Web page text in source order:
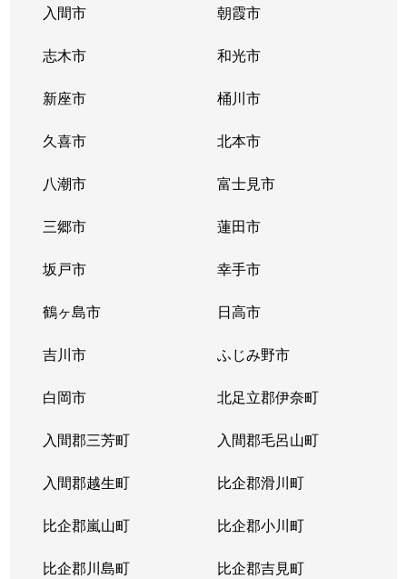
入間市 朝霞市
志木市 和光市
新座市 桶川市
久喜市 北本市
八潮市 富士見市
三郷市 蓮田市
坂戸市 幸手市
鶴ヶ島市 日高市
吉川市 ふじみ野市
白岡市 北足立郡伊奈町
入間郡三芳町 入間郡毛呂山町
入間郡越生町 比企郡滑川町
比企郡嵐山町 比企郡小川町
比企郡川島町 比企郡吉見町